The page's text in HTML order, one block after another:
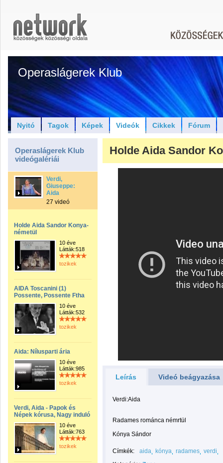
Operaslágerek Klub
Nyitó Tagok Képek Videók Cikkek Fórum
Operaslágerek Klub
videógalériái
Verdi,
Giuseppe:
Aida
27 videó
Holde Aida Sandor Konya-
németül
10 éve
Látták:518
tozikek
AIDA Toscanini (1)
Possente, Possente Ftha
10 éve
Látták:532
tozikek
Aida: Nílusparti ária
10 éve
Látták:985
tozikek
Verdi, Aida - Papok és
Népek kórusa, Nagy induló
10 éve
Látták:763
tozikek
Holde Aida Sandor
Leírás Videó beágyazása
Verdi:Aida
Radames románca némrtül
Kónya Sándor
Címkék: aida kónya radames verdi